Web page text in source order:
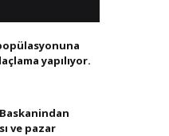
yapılıyor.
ve pazar